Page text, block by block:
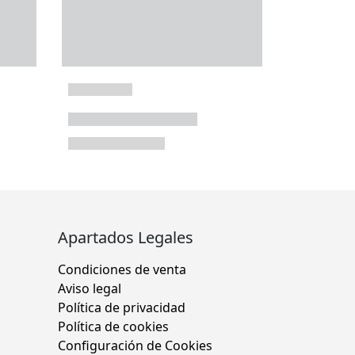
Apartados Legales
Condiciones de venta
Aviso legal
Política de privacidad
Política de cookies
Configuración de Cookies